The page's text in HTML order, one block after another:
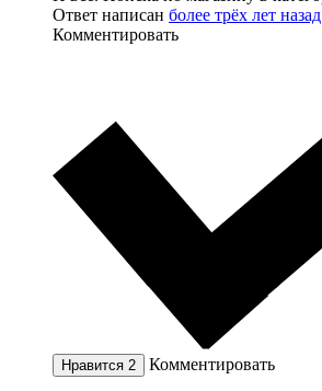
Ответ написан более трёх лет назад
Комментировать
Нравится 2 Комментировать